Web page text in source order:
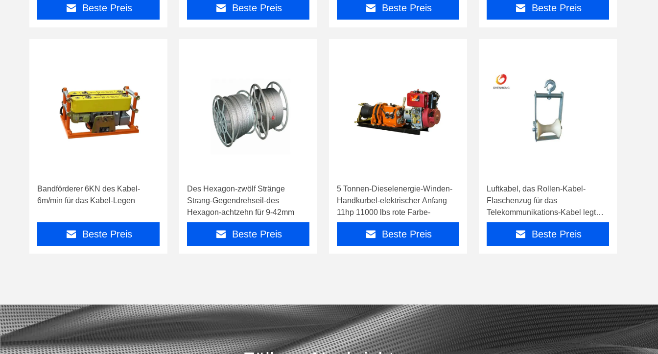
Beste Preis Beste Preis Beste Preis Beste Preis
Bandförderer 6KN des Kabel-
6m/min für das Kabel-Legen
Beste Preis
Des Hexagon-zwölf Stränge
Strang-Gegendrehseil-des
Hexagon-achtzehn für 9-42mm
Beste Preis
5 Tonnen-Dieselenergie-Winden-
Handkurbel-elektrischer Anfang
11hp 11000 lbs rote Farbe-
Beste Preis
Luftkabel, das Rollen-Kabel-
Flaschenzug für das
Telekommunikations-Kabel legt
Bau zieht
Beste Preis